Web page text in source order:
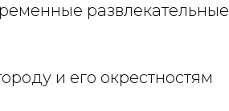
развлекательные
и его окрестностям